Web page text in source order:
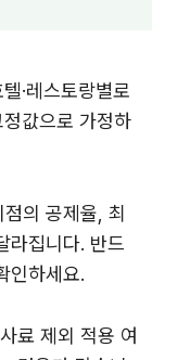
·레스토랑별로
값으로 가정하
의 공제율, 최
라집니다. 반드
인하세요.
료 제외 적용 여